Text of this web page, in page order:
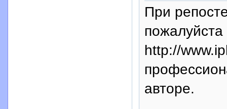
При
пожалуйста
http://
авторе.